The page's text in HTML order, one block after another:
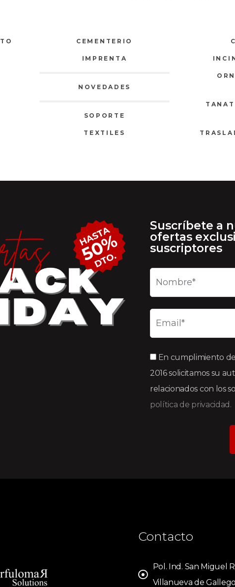
CEMENTERIO
IMPRENTA
NOVEDADES
SOPORTE
TEXTILES
Suscríbete a
ofertas
suscriptores
En cumplimiento
2016 solicitamos su
relacionados con los
política de privacidad.
Contacto
Pol. Ind. San Miguel
Villanueva de Gallego